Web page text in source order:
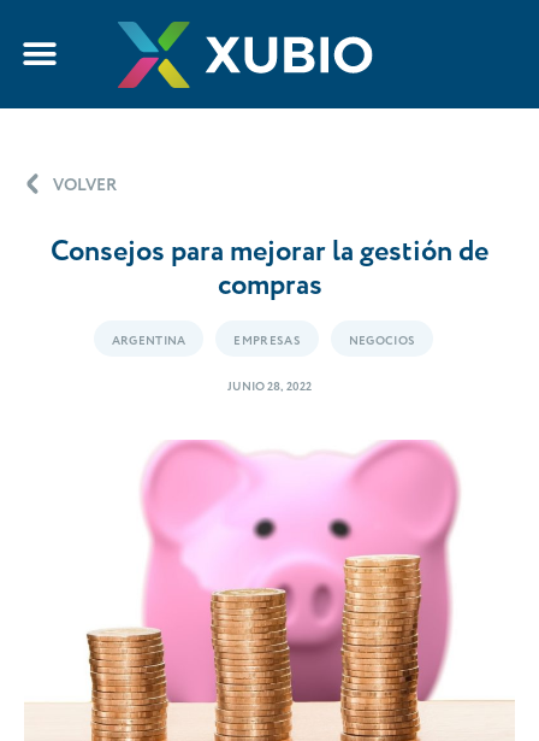
VOLVER
Consejos para mejorar la gestión de
compras
ARGENTINA EMPRESAS NEGOCIOS
JUNIO 28, 2022